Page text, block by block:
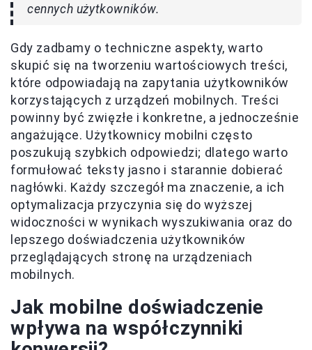
cennych użytkowników.
Gdy zadbamy o techniczne aspekty, warto
skupić się na tworzeniu wartościowych treści,
które odpowiadają na zapytania użytkowników
korzystających z urządzeń mobilnych. Treści
powinny być zwięzłe i konkretne, a jednocześnie
angażujące. Użytkownicy mobilni często
poszukują szybkich odpowiedzi; dlatego warto
formułować teksty jasno i starannie dobierać
nagłówki. Każdy szczegół ma znaczenie, a ich
optymalizacja przyczynia się do wyższej
widoczności w wynikach wyszukiwania oraz do
lepszego doświadczenia użytkowników
przeglądających stronę na urządzeniach
mobilnych.
Jak mobilne doświadczenie
wpływa na współczynniki